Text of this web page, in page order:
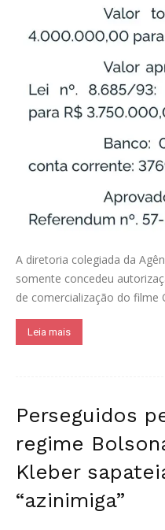
A diretoria colegiada da
somente concedeu
de comercialização do filme
Leia mais
Perseguidos
regime
Kleber
“azinimiga”